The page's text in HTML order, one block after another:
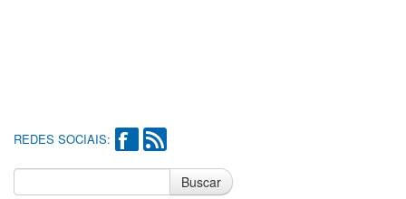
REDES SOCIAIS:
Buscar